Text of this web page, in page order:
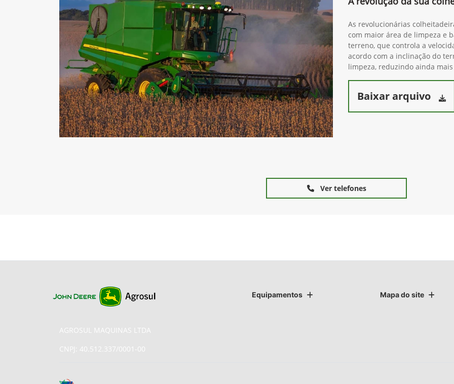
As revolucionárias
com maior área de limpeza e
terreno, que controla a
acordo com a inclinação do
limpeza, reduzindo ainda
Baixar arquivo
Ver telefones
Equipamentos Mapa do site
AGROSUL MAQUINAS LTDA
CNPJ: 40.512.337/0001-00